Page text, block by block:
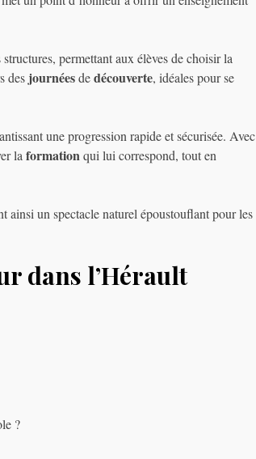
permettant aux élèves de choisir la
des journéesdedécouverte, idéales pour se
une progression rapide et sécurisée. Avec
la formationqui lui correspond, tout en
ainsi un spectacle naturel époustouflant pour les
dans l’Hérault
?